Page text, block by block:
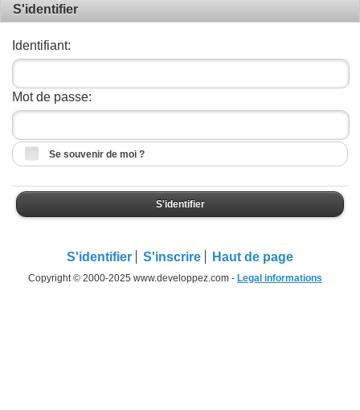
S'identifier
Identifiant:
Mot de passe:
Se souvenir de moi ?
S'identifier
S'identifier S'inscrire Haut de page
Copyright © 2000-2025 www.developpez.com - Legal informations